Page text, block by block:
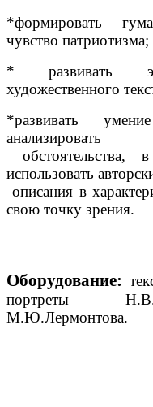
*формировать
чувство патриотизма;
* развивать
художественного
*развивать
обстоятельства,
использовать
описания в
свою точку зрения.
Оборудование:
портреты
М.Ю.Лермонтова.